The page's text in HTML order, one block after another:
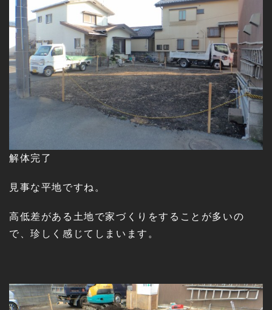
解体完了
見事な平地ですね。
高低差がある土地で家づくりをすることが多いの
で、珍しく感じてしまいます。